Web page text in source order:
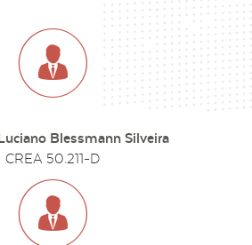
Blessmann Silveira
CREA 50.211-D